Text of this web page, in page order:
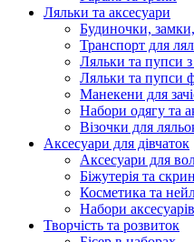
Ляльки та аксесуари
Будиночки,
Транспорт для
Ляльки та пупси
Ляльки та пупси
Манекени для
Набори одягу та
Візочки для
Аксесуари для дівчаток
Аксесуари для
Біжутерія та
Косметика та
Набори
Творчість та розвиток